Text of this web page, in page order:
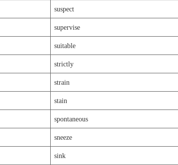
suspect
supervise
suitable
strictly
strain
stain
spontaneous
sneeze
sink